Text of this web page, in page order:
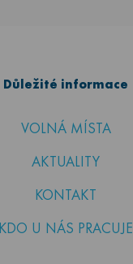
Důležité informace
VOLNÁ MÍSTA
AKTUALITY
KONTAKT
KDO U NÁS PRACUJE